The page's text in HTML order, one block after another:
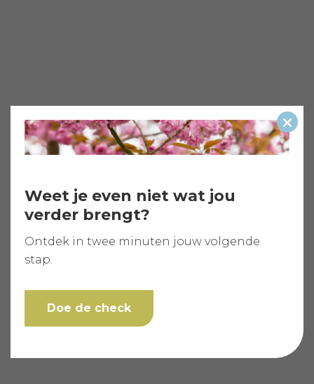
Weet je even niet wat jou
verder brengt?
Ontdek in twee minuten jouw volgende
stap.
Doe de check